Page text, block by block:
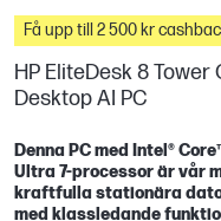
Få upp till 2 500 kr
HP EliteDesk 8 Tower
Desktop AI PC
Denna PC med Intel®
Ultra 7‑processor är vår
kraftfulla stationära
med klassledande